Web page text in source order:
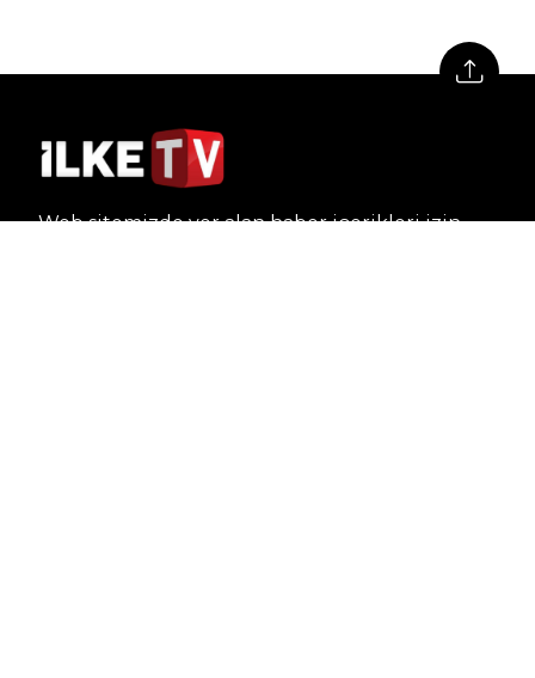
Web sitemizde yer alan haber içerikleri izin